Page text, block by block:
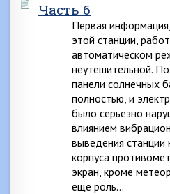
Часть 6
Первая
этой станции,
автоматическом
неутешительной.
панели солнечных
полностью, и
было серьезно
влиянием
выведения
корпуса
экран, кроме
еще роль…